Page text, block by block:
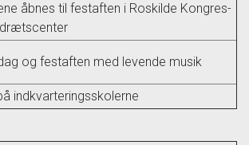
åbnes til festaften i Roskilde Kongres-
og festaften med levende musik
indkvarteringsskolerne